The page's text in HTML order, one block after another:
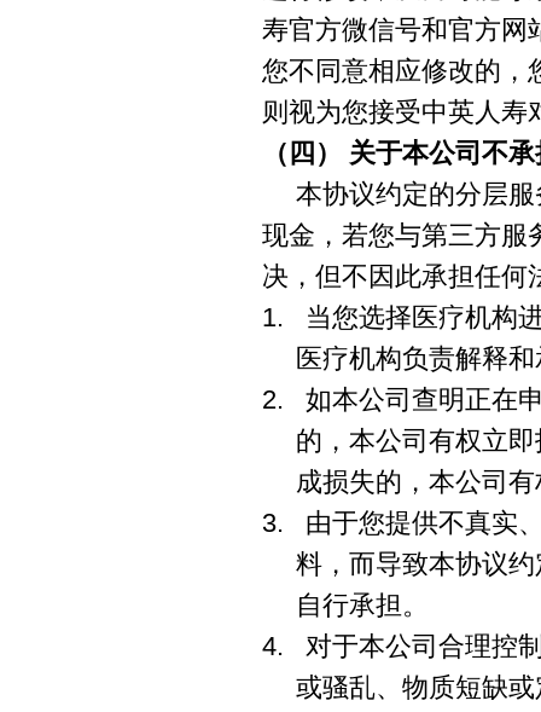
寿官方微信号和官方网
您不同意相应修改的，
则视为您接受中英人寿
（四） 关于本公司不
本协议约定的分层
现金，若您与第三方服
决，但不因此承担任何
1. 当您选择医疗机构
医疗机构负责解释
2. 如本公司查明正在
的，本公司有权立
成损失的，本公司
3. 由于您提供不真实
料，而导致本协议
自行承担。
4. 对于本公司合理控
或骚乱、物质短缺